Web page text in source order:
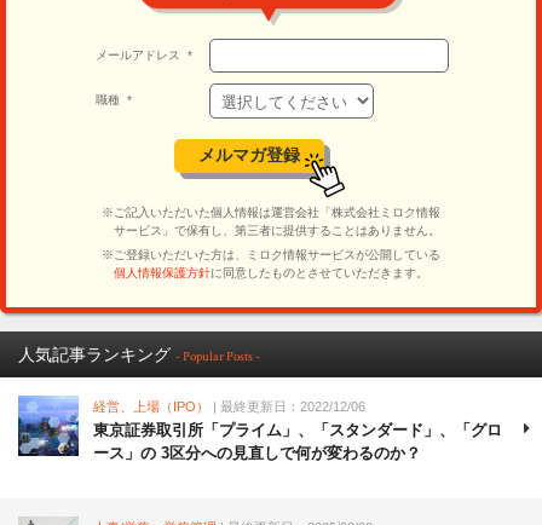
人気記事ランキング - Popular Posts -
経営、上場（IPO） | 最終更新日：2022/12/06
東京証券取引所「プライム」、「スタンダード」、「グロ
ース」の 3区分への見直しで何が変わるのか？